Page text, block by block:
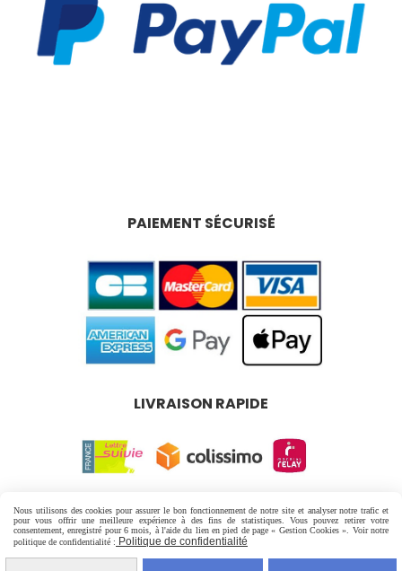
PAIEMENT SÉCURISÉ
LIVRAISON RAPIDE
Mentions Légales
Conditions générales de vente
Politique de confidentialité
Gestion cookies
Nous utilisons des cookies pour assurer le bon fonctionnement de notre site et analyser notre trafic et
pour vous offrir une meilleure expérience à des fins de statistiques. Vous pouvez retirer votre
consentement, enregistré pour 6 mois, à l'aide du lien en pied de page « Gestion Cookies ». Voir notre
politique de confidentialité : Politique de confidentialité